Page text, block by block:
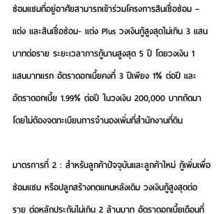
ซ่อมแซมที่อยู่อาศัยสามารถเข้าร่วมโครงการสินเชื่อซ่อม –
แต่ง และสินเชื่อซ่อม- แต่ง Plus วงเงินกู้สูงสุดไม่เกิน 3 แสน
บาทต่อราย ระยะเวลาการกู้นานสูงสุด 5 ปี โดยวงเงิน 1
แสนบาทแรก อัตราดอกเบี้ยคงที่ 3 ปีเพียง 1% ต่อปี และ
อัตราดอกเบี้ย 1.99% ต่อปี ในวงเงิน 200,000 บาทถัดมา
โดยไม่ต้องจดทะเบียนการจำนองเพิ่มที่สำนักงานที่ดิน
มาตรการที่ 2 : สำหรับลูกค้าปัจจุบันและลูกค้าใหม่ กู้เพิ่มเพื่อ
ซ่อมแซม หรือปลูกสร้างทดแทนหลังเดิม วงเงินกู้สูงสุดต่อ
ราย ต่อหลักประกันไม่เกิน 2 ล้านบาท อัตราดอกเบี้ยเดือนที่